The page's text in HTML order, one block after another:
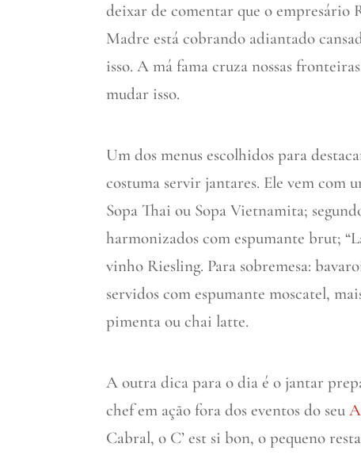
deixar de comentar que o
Madre está cobrando adiantado
isso. A má fama cruza nossas
mudar isso.
Um dos menus escolhidos para
costuma servir jantares. Ele vem com
Sopa Thai ou Sopa Vietnamita;
harmonizados com espumante brut;
vinho Riesling. Para sobremesa:
servidos com espumante moscatel,
pimenta ou chai latte.
A outra dica para o dia é o jantar
chef em ação fora dos eventos do seu
Cabral, o C’ est si bon, o pequeno